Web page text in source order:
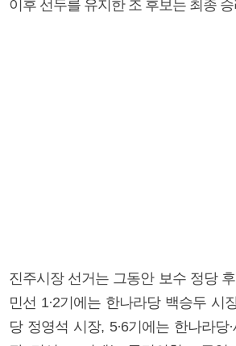
이후 선두를 유지한 조 후보는 최종
진주시장 선거는 그동안 보수 정당
민선 1·2기에는 한나라당 백승두 시
당 정영석 시장, 5·6기에는 한나라당